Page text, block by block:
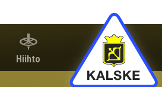
Hiihto